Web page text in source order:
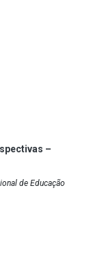
–
de Educação